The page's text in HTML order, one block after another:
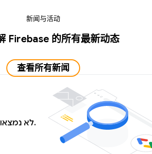
新闻与活动
Firebase 的所有最新动态
查看所有新闻
לא נמצאו תוצאות.